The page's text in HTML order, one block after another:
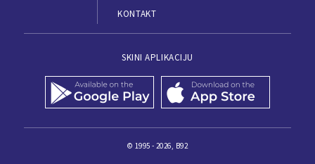
KONTAKT
SKINI APLIKACIJU
© 1995 - 2026, B92